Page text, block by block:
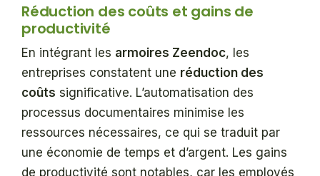
Réduction des coûts et gains de
productivité
En intégrant les armoires Zeendoc, les
entreprises constatent une réduction des
coûts significative. L’automatisation des
processus documentaires minimise les
ressources nécessaires, ce qui se traduit par
une économie de temps et d’argent. Les gains
de productivité sont notables, car les employés